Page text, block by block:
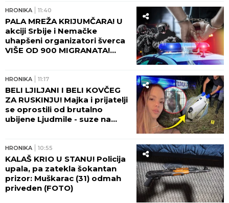
HRONIKA 11:40
PALA MREŽA KRIJUMČARA! U
akciji Srbije i Nemačke
uhapšeni organizatori šverca
VIŠE OD 900 MIGRANATA!
funkcionisalo!
HRONIKA 11:17
BELI LJILJANI I BELI KOVČEG
ZA RUSKINJU! Majka i prijatelji
se oprostili od brutalno
ubijene Ljudmile - suze na
HRONIKA 10:55
KALAŠ KRIO U STANU! Policija
upala, pa zatekla šokantan
prizor: Muškarac (31) odmah
priveden (FOTO)